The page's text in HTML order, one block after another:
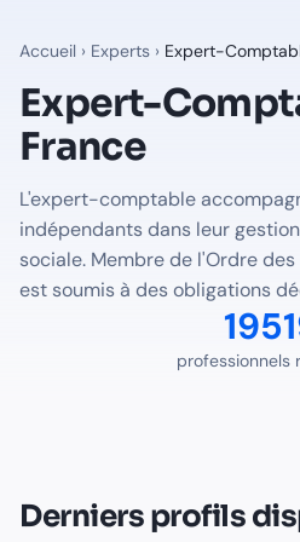
19519expert-comptable s
Experts disponibles
SandraCouturier- Toulouse
GillesBatt- Lexy
Catherine Vassort (pouquet)-
Isabelle Tinturier- Saint-
- Rochecorbon
- Balma
Expert-ComptableàMarseille
Accueil › Experts › Expert-
Expert-
France
L'expert-comptable
indépendants dans leur
sociale. Membre de l'Ordre
est soumis à des obligations
professionnels
Derniers profils